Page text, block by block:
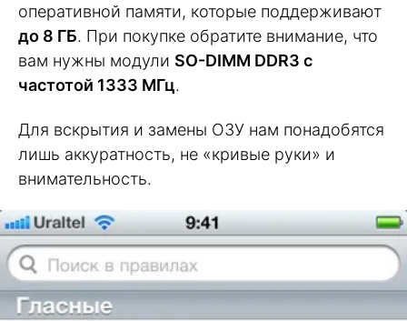
оперативной памяти, которые поддерживают
до 8 ГБ. При покупке обратите внимание, что
вам нужны модули SO-DIMM DDR3 с
частотой 1333 МГц.
Для вскрытия и замены ОЗУ нам понадобятся
лишь аккуратность, не «кривые руки» и
внимательность.